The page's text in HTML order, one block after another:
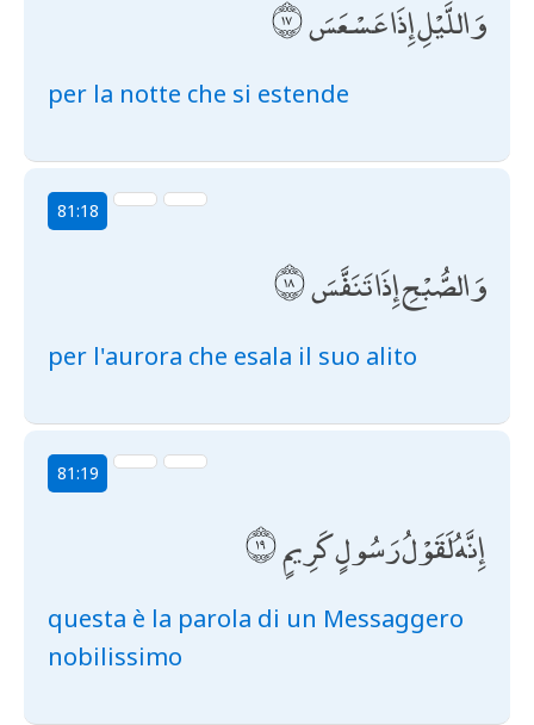
وَاللَّيْلِ إِذَا عَسْعَسَ
per la notte che si estende
81:18
وَالصُّبْحِ إِذَا تَنَفَّسَ
per l'aurora che esala il suo alito
81:19
إِنَّهُ لَقَوْلُ رَسُولٍ كَرِيمٍ
questa è la parola di un Messaggero
nobilissimo